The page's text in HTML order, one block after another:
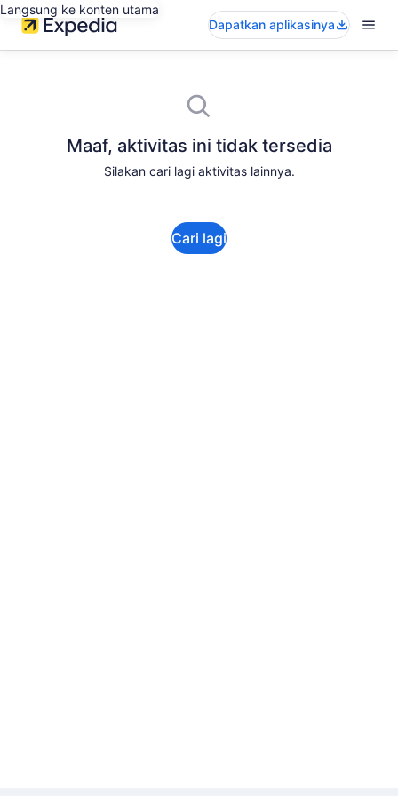
Langsung ke konten utama
Dapatkan aplikasinya
Maaf, aktivitas ini tidak tersedia
Silakan cari lagi aktivitas lainnya.
Cari lagi